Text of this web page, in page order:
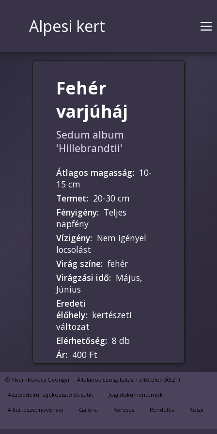
Alpesi kert
Fehér
varjúháj
Sedum album
'Hillebrandtii'
Átlagos magasság: 10-
15 cm
Termet: 20-30 cm
Fényigény: Teljes
napfény
Vízigény: Nem igényel
locsolást
Virág színe: fehér
Virágzási idő: Május,
Június
Eredeti
élőhely: kertészeti
változat
Elérhetőség: 8 db
Ár: 400 Ft
is ajánlom. Télen
beszínesednek a levelei,
Nyári-Kovács Gyöngyi Általános Szolgáltatási Feltételek (ÁSZF)
Adatvédelmi tájékoztató és sütik Jogi dokumentumok
A kertészet növényei Galéria Keresés Rendelés Kosár